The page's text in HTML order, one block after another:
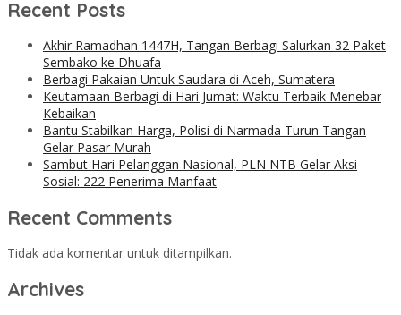
Recent Posts
Akhir Ramadhan 1447H, Tangan Berbagi Salurkan 32 Paket
Sembako ke Dhuafa
Berbagi Pakaian Untuk Saudara di Aceh, Sumatera
Keutamaan Berbagi di Hari Jumat: Waktu Terbaik Menebar
Kebaikan
Bantu Stabilkan Harga, Polisi di Narmada Turun Tangan
Gelar Pasar Murah
Sambut Hari Pelanggan Nasional, PLN NTB Gelar Aksi
Sosial: 222 Penerima Manfaat
Recent Comments
Tidak ada komentar untuk ditampilkan.
Archives